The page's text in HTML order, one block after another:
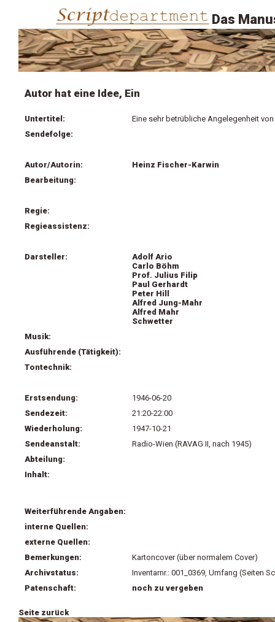
Das
Autor hat eine Idee, Ein
Untertitel:
Eine sehr betrübliche Angelegenheit von
Sendefolge:
Autor/Autorin:
Heinz Fischer-Karwin
Bearbeitung:
Regie:
Regieassistenz:
Darsteller:
Adolf Ario
Carlo Böhm
Prof. Julius Filip
Paul Gerhardt
Peter Hill
Alfred Jung-Mahr
Alfred Mahr
Schwetter
Musik:
Ausführende (Tätigkeit):
Tontechnik:
Erstsendung:
1946-06-20
Sendezeit:
21:20-22:00
Wiederholung:
1947-10-21
Sendeanstalt:
Radio-Wien (RAVAG II, nach 1945)
Abteilung:
Inhalt:
Weiterführende Angaben:
interne Quellen:
externe Quellen:
Bemerkungen:
Kartoncover (über normalem Cover)
Archivstatus:
Inventarnr.: 001_0369, Umfang (Seiten
Patenschaft:
noch zu vergeben
Seite zurück